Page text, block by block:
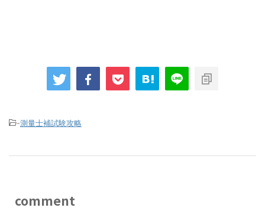
-測量士補試験攻略
comment